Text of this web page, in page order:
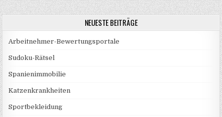
NEUESTE BEITRÄGE
Arbeitnehmer-Bewertungsportale
Sudoku-Rätsel
Spanienimmobilie
Katzenkrankheiten
Sportbekleidung